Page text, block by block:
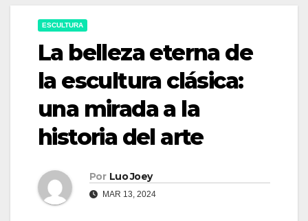
ESCULTURA
La belleza eterna de
la escultura clásica:
una mirada a la
historia del arte
Por Luo Joey
MAR 13, 2024